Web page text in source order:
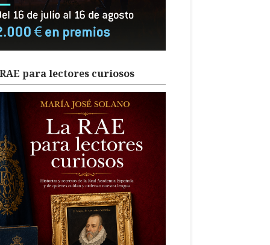
para lectores curiosos